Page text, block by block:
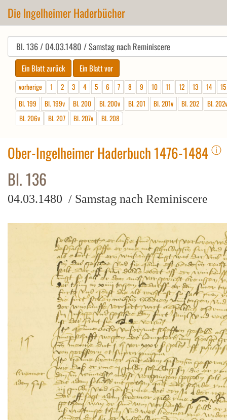
Die Ingelheimer Haderbücher
vorherige 1 2 3 4 5 6 7 8 9 10 11 12 13 14
15
Bl. 199
Bl. 199v Bl. 200 Bl. 200v Bl. 201 Bl. 201v Bl. 202
Bl. 202v
Bl. 206v
Bl. 207 Bl. 207v Bl. 208
Ober-Ingelheimer Haderbuch 1476-1484 ⓘ
Bl. 136
04.03.1480 / Samstag nach Reminiscere